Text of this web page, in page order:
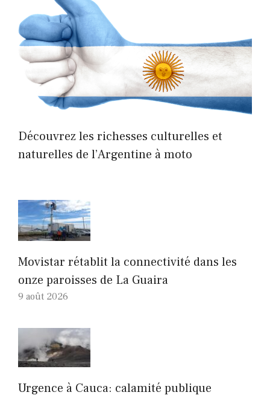
Découvrez les richesses culturelles et
naturelles de l’Argentine à moto
Movistar rétablit la connectivité dans les
onze paroisses de La Guaira
9 août 2026
Urgence à Cauca: calamité publique